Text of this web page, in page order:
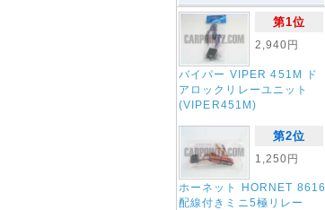
第1位
2,940円
バイパー VIPER 451M ド
アロックリレーユニット
(VIPER451M)
第2位
1,250円
ホーネット HORNET 8616
配線付きミニ5極リレー